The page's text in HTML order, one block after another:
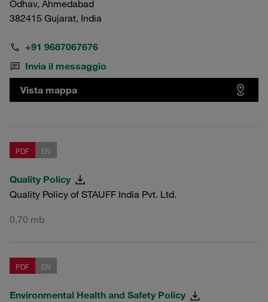
Odhav, Ahmedabad
382415 Gujarat, India
+91 9687067676
Invia il messaggio
Vista mappa
PDF EN
Quality Policy
Quality Policy of STAUFF India Pvt. Ltd.
0,70 mb
PDF EN
Environmental Health and Safety Policy